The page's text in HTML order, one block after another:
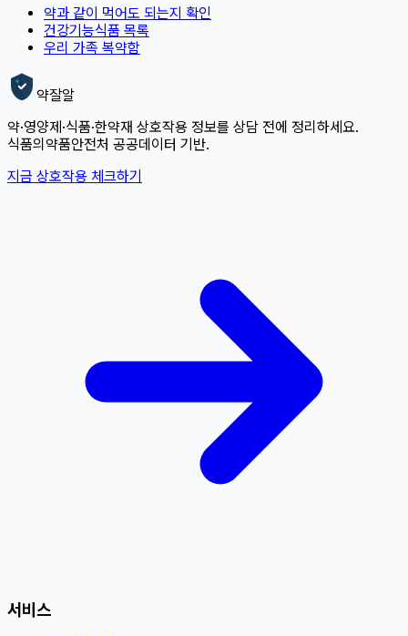
약과 같이 먹어도 되는지 확인
건강기능식품 목록
우리 가족 복약함
약잘알
약·영양제·식품·한약재 상호작용 정보를 상담 전에 정리하세요.
식품의약품안전처 공공데이터 기반.
지금 상호작용 체크하기
서비스